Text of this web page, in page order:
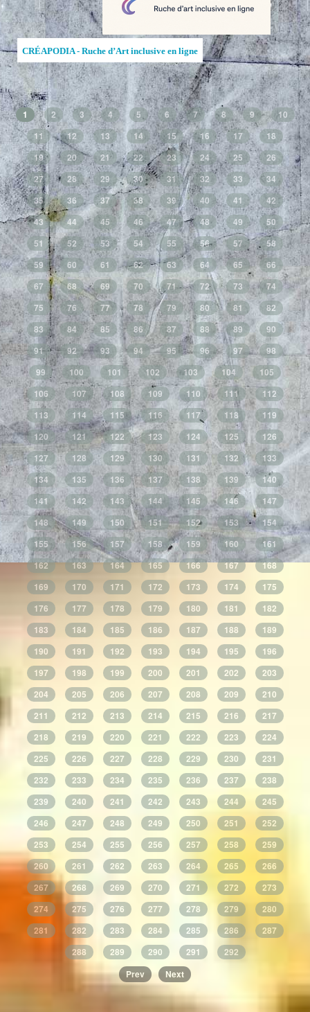
CRÉAPODIA - Ruche d’Art inclusive en ligne
1 2 3 4 5 6 7 8 9
10
11
12 13 14 15 16 17
18
19
20 21 22 23 24 25
26
27
28 29 30 31 32 33
34
35
36 37 38 39 40 41
42
43
44 45 46 47 48 49
50
51
52 53 54 55 56 57
58
59
60 61 62 63 64 65
66
67
68 69 70 71 72 73
74
75
76 77 78 79 80 81
82
83
84 85 86 87 88 89
90
91
92 93 94 95 96 97
98
99
100 101 102 103 104
105
106
107 108 109 110 111
112
113
114 115 116 117 118
119
120
121 122 123 124 125
126
127
128 129 130 131 132
133
134
135 136 137 138 139
140
141
142 143 144 145 146
147
148
149 150 151 152 153
154
155
156 157 158 159 160
161
162
163 164 165 166 167
168
169
170 171 172 173 174
175
176
177 178 179 180 181
182
183
184 185 186 187 188
189
190
191 192 193 194 195
196
197
198 199 200 201 202
203
204
205 206 207 208 209
210
211
212 213 214 215 216
217
218
219 220 221 222 223
224
225
226 227 228 229 230
231
232
233 234 235 236 237
238
239
240 241 242 243 244
245
246
247 248 249 250 251
252
253
254 255 256 257 258
259
260
261 262 263 264 265
266
267
268 269 270 271 272
273
274
275 276 277 278 279
280
281
282 283 284 285 286
287
288
289 290 291
292
Prev
Next